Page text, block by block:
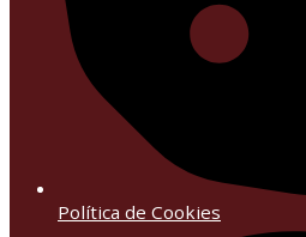
Política de Cookies